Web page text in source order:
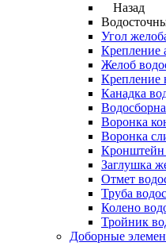
Назад
Угол
Крепление
Желоб
Крепление
Канадка
Воронка
Воронка
Кронштейн
Заглушка
Отмет
Труба
Колено
Тройник
Доборные